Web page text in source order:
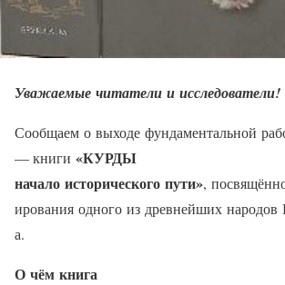
Уважаемые читатели и исследователи!
Сообщаем о выходе фундаментальной
— книги «КУРДЫ
начало исторического пути»,
ирования одного из древнейших
а.
О чём книга